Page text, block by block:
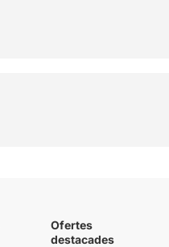
Ofertes
destacades